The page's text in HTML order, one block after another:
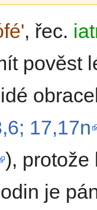
, řec.
pověst
17,17n
),
je